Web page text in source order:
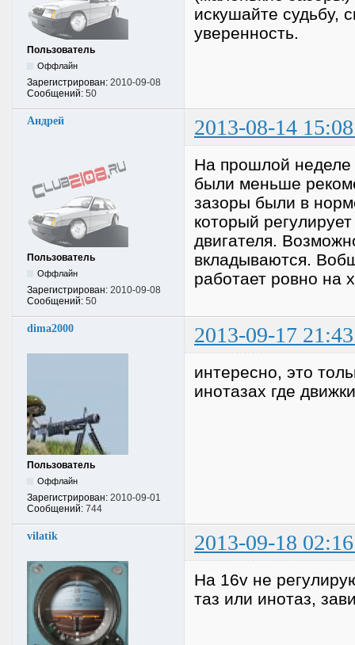
Пользователь
Оффлайн
Зарегистрирован: 2010-09-08
Сообщений: 50
искушайте судьбу,
уверенность.
Андрей 2013-08-14
Пользователь
Оффлайн
Зарегистрирован: 2010-09-08
Сообщений: 50
На прошлой неделе
были меньше
зазоры были в
который
двигателя.
вкладываются.
работает ровно на
dima2000 2013-09-17
Пользователь
Оффлайн
Зарегистрирован: 2010-09-01
Сообщений: 744
интересно, это
инотазах где
vilatik 2013-09-18
На 16v не
таз или инотаз,